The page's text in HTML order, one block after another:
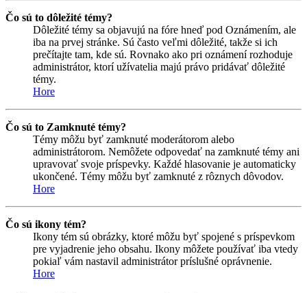
Čo sú to dôležité témy?
Dôležité témy sa objavujú na fóre hneď pod Oznámením, ale
iba na prvej stránke. Sú často veľmi dôležité, takže si ich
prečítajte tam, kde sú. Rovnako ako pri oznámení rozhoduje
administrátor, ktorí užívatelia majú právo pridávať dôležité
témy.
Hore
Čo sú to Zamknuté témy?
Témy môžu byť zamknuté moderátorom alebo
administrátorom. Nemôžete odpovedať na zamknuté témy ani
upravovať svoje príspevky. Každé hlasovanie je automaticky
ukončené. Témy môžu byť zamknuté z rôznych dôvodov.
Hore
Čo sú ikony tém?
Ikony tém sú obrázky, ktoré môžu byť spojené s príspevkom
pre vyjadrenie jeho obsahu. Ikony môžete používať iba vtedy
pokiaľ vám nastavil administrátor príslušné oprávnenie.
Hore